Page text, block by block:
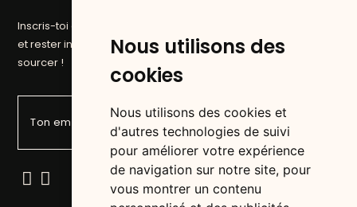
Nous utilisons des
cookies
Nous utilisons des cookies et
d'autres technologies de suivi
pour améliorer votre expérience
de navigation sur notre site, pour
vous montrer un contenu
Inscris-toi à la newsletter du Cartel pour suivre nos aventures
et rester informé des prochaines pépites que nous allons
sourcer !